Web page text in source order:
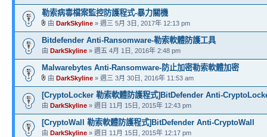
勒索病毒檔案監控防護程式-暴力關機
由 DarkSkyline » 週三 5月 3日, 2017年 12:13 pm
Bitdefender Anti-Ransomware-勒索軟體防護工具
由 DarkSkyline » 週五 4月 1日, 2016年 2:48 pm
Malwarebytes Anti-Ransomware-防止加密勒索軟體加密
由 DarkSkyline » 週三 3月 30日, 2016年 11:53 am
[CryptoLocker 勒索軟體防護程式]BitDefender Anti-
由 DarkSkyline » 週日 11月 15日, 2015年 12:43 pm
[CryptoWall 勒索軟體防護程式]BitDefender Anti-CryptoWall
由 DarkSkyline » 週日 11月 15日, 2015年 12:17 pm